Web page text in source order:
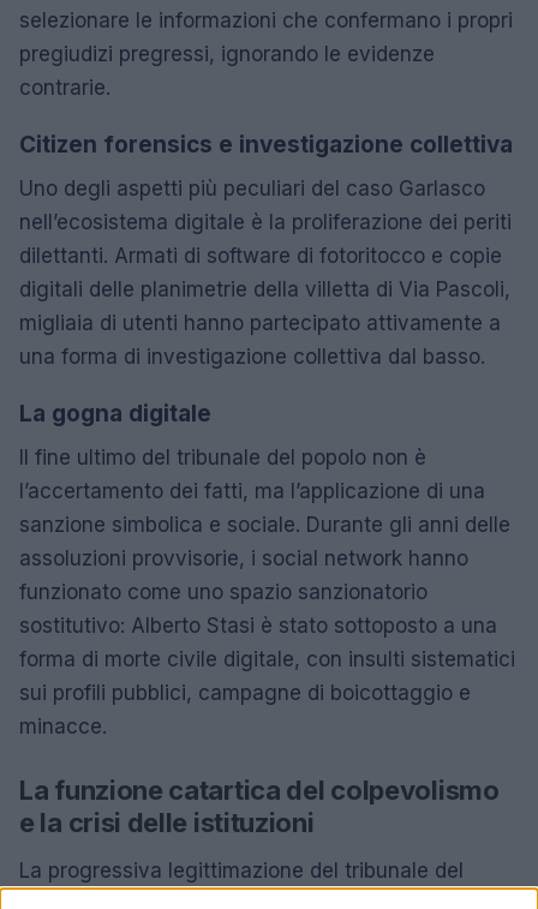
selezionare le informazioni che confermano i propri
pregiudizi pregressi, ignorando le evidenze
contrarie.
Citizen forensics e investigazione collettiva
Uno degli aspetti più peculiari del caso Garlasco
nell’ecosistema digitale è la proliferazione dei periti
dilettanti. Armati di software di fotoritocco e copie
digitali delle planimetrie della villetta di Via Pascoli,
migliaia di utenti hanno partecipato attivamente a
una forma di investigazione collettiva dal basso.
La gogna digitale
Il fine ultimo del tribunale del popolo non è
l’accertamento dei fatti, ma l’applicazione di una
sanzione simbolica e sociale. Durante gli anni delle
assoluzioni provvisorie, i social network hanno
funzionato come uno spazio sanzionatorio
sostitutivo: Alberto Stasi è stato sottoposto a una
forma di morte civile digitale, con insulti sistematici
sui profili pubblici, campagne di boicottaggio e
minacce.
La funzione catartica del colpevolismo
e la crisi delle istituzioni
La progressiva legittimazione del tribunale del